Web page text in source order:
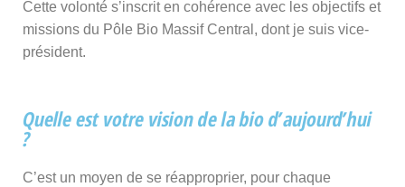
Cette volonté s’inscrit en cohérence avec les objectifs et
missions du Pôle Bio Massif Central, dont je suis vice-
président.
Quelle est votre vision de la bio d’aujourd’hui
?
C’est un moyen de se réapproprier, pour chaque